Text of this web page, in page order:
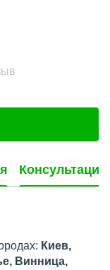
Консультация
Киев,
Винница,